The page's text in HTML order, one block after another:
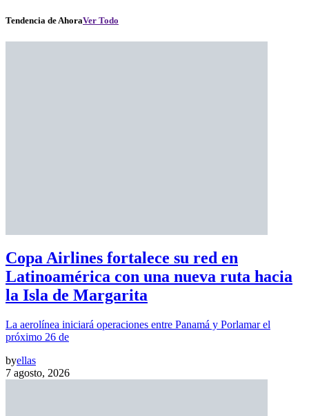
Tendencia de AhoraVer Todo
Copa Airlines fortalece su red en
Latinoamérica con una nueva ruta hacia
la Isla de Margarita
La aerolínea iniciará operaciones entre Panamá y Porlamar el
próximo 26 de
byellas
7 agosto, 2026